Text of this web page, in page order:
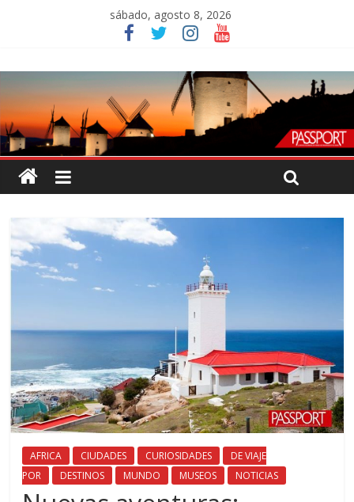
sábado, agosto 8, 2026
AFRICA CIUDADES CURIOSIDADES
DE VIAJE
POR
DESTINOS MUNDO MUSEOS NOTICIAS